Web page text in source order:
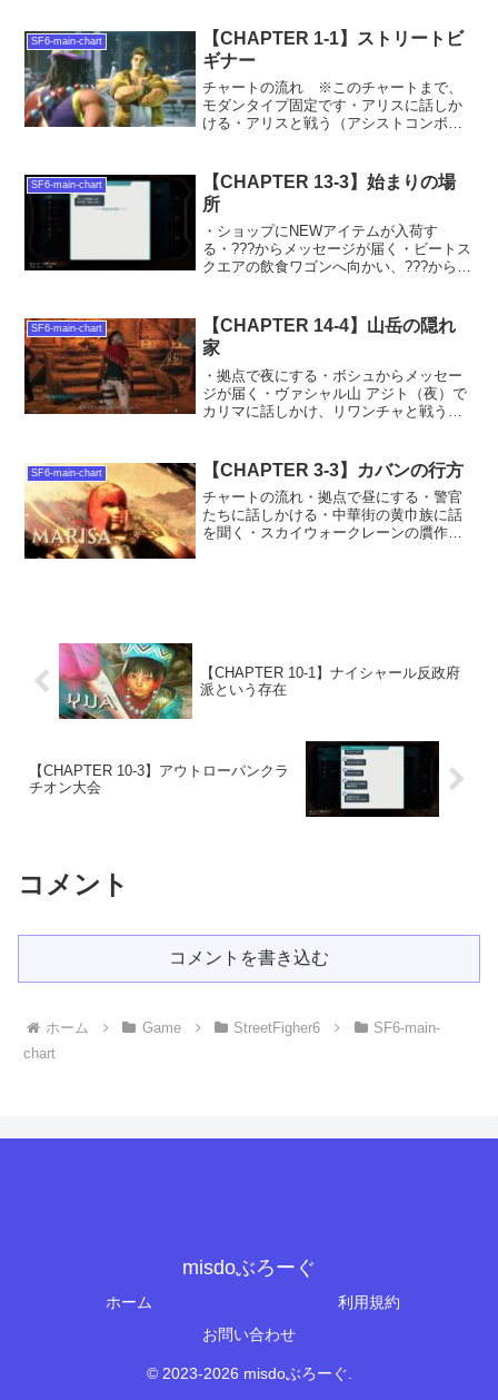
SF6-main-chart
【CHAPTER 1-1】ストリートビ
ギナー
チャートの流れ ※このチャートまで、
モダンタイプ固定です・アリスに話しか
ける・アリスと戦う（アシストコンボを
ルークからメッセージが届く・雑貨屋ビ
スのピザを購入して食...
SF6-main-chart
【CHAPTER 13-3】始まりの場
所
・ショップにNEWアイテムが入荷す
る・???からメッセージが届く・ビートス
クエアの飲食ワゴンへ向かい、???からの
Chapter13-4へ
SF6-main-chart
【CHAPTER 14-4】山岳の隠れ
家
・拠点で夜にする・ボシュからメッセー
ジが届く・ヴァシャル山 アジト（夜）で
カリマに話しかけ、リワンチャと戦う
SF6-main-chart 【CHAPTER 3-3】カバンの行方
チャートの流れ・拠点で昼にする・警官
たちに話しかける・中華街の黄巾族に話
を聞く・スカイウォークレーンの贋作屋
【CHAPTER 10-1】ナイシャール反政府
派という存在
【CHAPTER 10-3】アウトローパンクラ
チオン大会
コメント
コメントを書き込む
ホーム Game StreetFigher6
SF6-main-
chart
misdoぶろーぐ
ホーム
利用規約
お問い合わせ
© 2023-2026 misdoぶろーぐ.